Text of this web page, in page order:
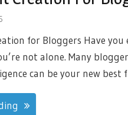
for Bloggers Have
not alone. Many
can be your new best